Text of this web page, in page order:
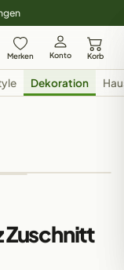
Merken Konto Korb
Dekoration
Zuschnitt